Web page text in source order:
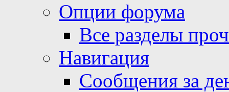
Опции форума
Все разделы
Навигация
Сообщения за